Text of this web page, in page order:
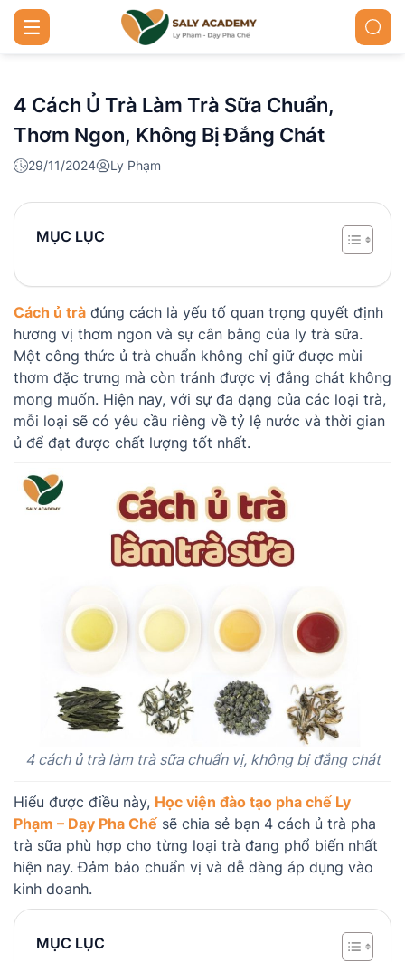
4 Cách Ủ Trà Làm Trà Sữa Chuẩn,
Thơm Ngon, Không Bị Đắng Chát
29/11/2024 Ly Phạm
MỤC LỤC
Cách ủ trà đúng cách là yếu tố quan trọng quyết định
hương vị thơm ngon và sự cân bằng của ly trà sữa.
Một công thức ủ trà chuẩn không chỉ giữ được mùi
thơm đặc trưng mà còn tránh được vị đắng chát không
mong muốn. Hiện nay, với sự đa dạng của các loại trà,
mỗi loại sẽ có yêu cầu riêng về tỷ lệ nước và thời gian
ủ để đạt được chất lượng tốt nhất.
4 cách ủ trà làm trà sữa chuẩn vị, không bị đắng chát
Hiểu được điều này, Học viện đào tạo pha chế Ly
Phạm – Dạy Pha Chế sẽ chia sẻ bạn 4 cách ủ trà pha
trà sữa phù hợp cho từng loại trà đang phổ biến nhất
hiện nay. Đảm bảo chuẩn vị và dễ dàng áp dụng vào
kinh doanh.
MỤC LỤC